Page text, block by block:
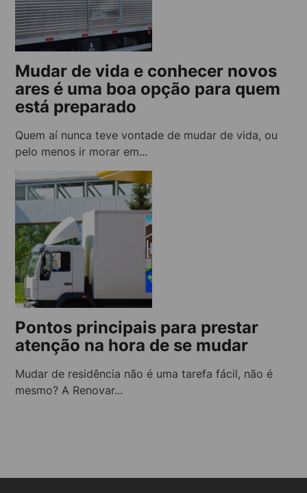
Mudar de vida e conhecer novos
ares é uma boa opção para quem
está preparado
Quem aí nunca teve vontade de mudar de vida, ou
pelo menos ir morar em...
Pontos principais para prestar
atenção na hora de se mudar
Mudar de residência não é uma tarefa fácil, não é
mesmo? A Renovar...